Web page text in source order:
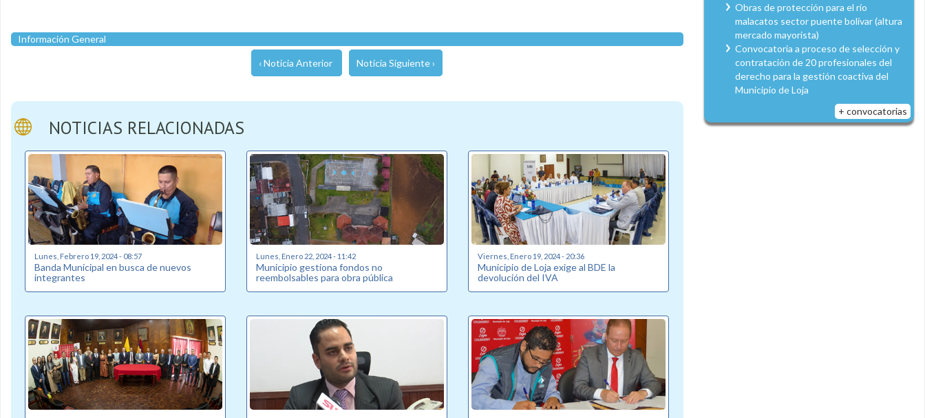
Información General
‹ Noticia Anterior Noticia Siguiente ›
NOTICIAS RELACIONADAS
Lunes, Febrero 19, 2024 - 08:57
Banda Municipal en busca de nuevos
integrantes
Lunes, Enero 22, 2024 - 11:42
Municipio gestiona fondos no
reembolsables para obra pública
Viernes, Enero 19, 2024 - 20:36
Municipio de Loja exige al BDE la
devolución del IVA
Obras de protección para el río
malacatos sector puente bolívar (altura
mercado mayorista)
Convocatoria a proceso de selección y
contratación de 20 profesionales del
derecho para la gestión coactiva del
Municipio de Loja
+ convocatorias